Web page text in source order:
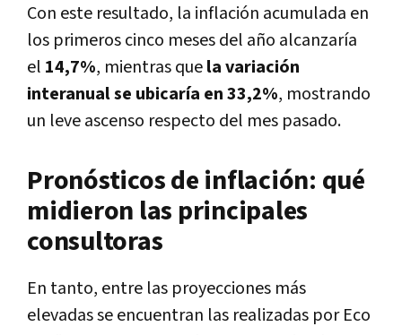
Con este resultado, la inflación acumulada en
los primeros cinco meses del año alcanzaría
el 14,7%, mientras quela variación
interanual se ubicaría en 33,2%, mostrando
un leve ascenso respecto del mes pasado.
Pronósticos de inflación: qué
midieron las principales
consultoras
En tanto, entre las proyecciones más
elevadas se encuentran las realizadas por Eco